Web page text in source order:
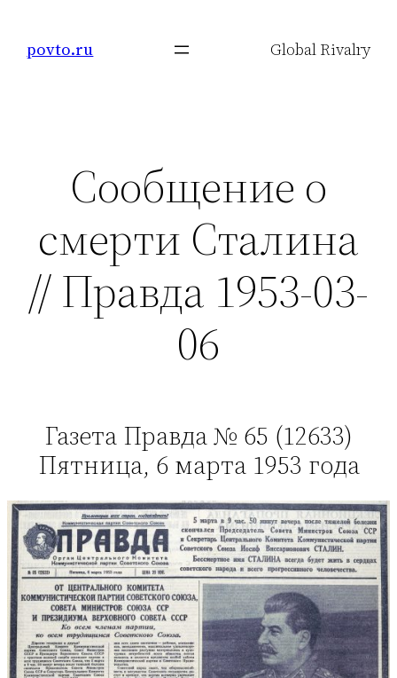
povto.ru Global Rivalry
Сообщение о
смерти Сталина
// Правда 1953-03-
06
Газета Правда № 65 (12633)
Пятница, 6 марта 1953 года